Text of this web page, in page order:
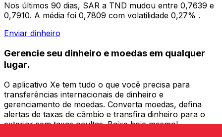
Nos últimos 90 dias, SAR a TND mudou entre 0,7639 e
0,7910. A média foi 0,7809 com volatilidade 0,27% .
Enviar dinheiro
Gerencie seu dinheiro e moedas em qualquer
lugar.
O aplicativo Xe tem tudo o que você precisa para
transferências internacionais de dinheiro e
gerenciamento de moedas. Converta moedas, defina
alertas de taxas de câmbio e transfira dinheiro para o
exterior sem taxas ocultas. Baixe hoje mesmo!